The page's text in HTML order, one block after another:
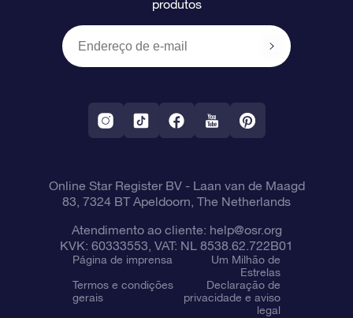
Presentes corporativos
Um Milhão de Estrelas
OSR Starsaver
Aplicativo RV Fly me to the stars
Política de devolução
Constelações
produtos
Online Star Register BV- Laan van de Maagd
83, 7324 BT Apeldoorn, The Netherlands
Atendimento ao cliente: help@osr.org
KVK: 60333553, VAT: NL 8538.62.722B01
Página de imprensa
Um Milhão de
Estrelas
Termos e condições
gerais
Declaração de
privacidade e aviso
legal